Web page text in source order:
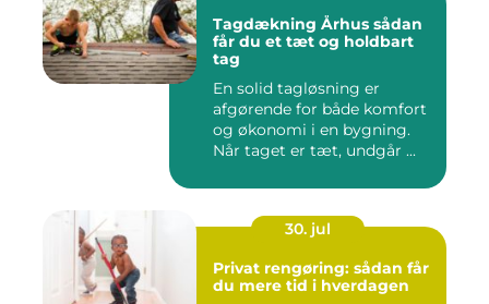
Tagdækning Århus sådan
får du et tæt og holdbart
tag
En solid tagløsning er
afgørende for både komfort
og økonomi i en bygning.
Når taget er tæt, undgår ...
30. jul
Privat rengøring: sådan får
du mere tid i hverdagen